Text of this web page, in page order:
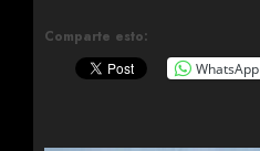
Comparte esto:
WhatsApp